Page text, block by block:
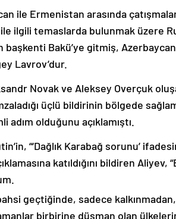
ile Ermenistan arasında
ilgili temaslarda bulunmak üzere
başkenti Bakü’ye gitmiş,
Lavrov’dur.
Novak ve Aleksey Overçuk
üçlü bildirinin bölgede
adım olduğunu açıklamıştı.
“‘Dağlık Karabağ sorunu’
katıldığını bildiren Aliyev,
geçtiğinde, sadece
birbirine düşman olan